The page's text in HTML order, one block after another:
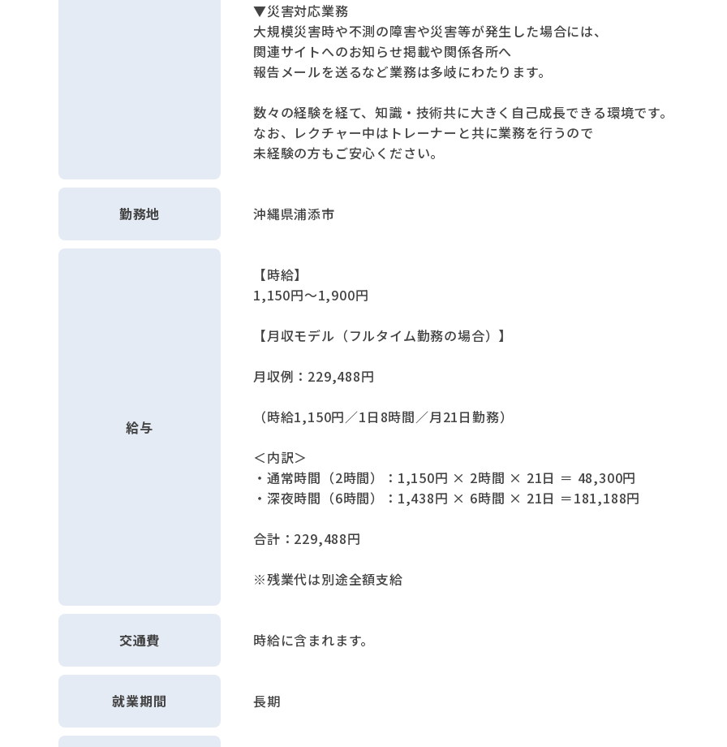
▼災害対応業務
大規模災害時や不測の障害や災害等が発生した場合には、
関連サイトへのお知らせ掲載や関係各所へ
報告メールを送るなど業務は多岐にわたります。
数々の経験を経て、知識・技術共に大きく自己成長できる環境です。
なお、レクチャー中はトレーナーと共に業務を行うので
未経験の方もご安心ください。
勤務地 沖縄県浦添市
給与
【時給】
1,150円～1,900円
【月収モデル（フルタイム勤務の場合）】
月収例：229,488円
（時給1,150円／1日8時間／月21日勤務）
＜内訳＞
・通常時間（2時間）：1,150円 × 2時間 × 21日 ＝ 48,300円
・深夜時間（6時間）：1,438円 × 6時間 × 21日 ＝181,188円
合計：229,488円
※残業代は別途全額支給
交通費 時給に含まれます。
就業期間 長期